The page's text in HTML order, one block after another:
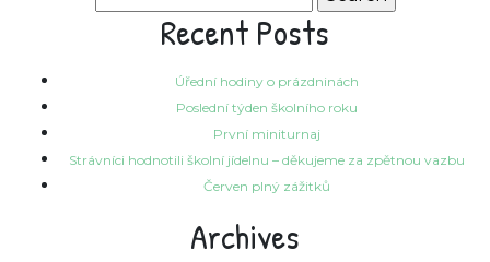
for:
Recent Posts
Úřední hodiny o prázdninách
Poslední týden školního roku
První miniturnaj
Strávníci hodnotili školní jídelnu – děkujeme za zpětnou vazbu
Červen plný zážitků
Archives